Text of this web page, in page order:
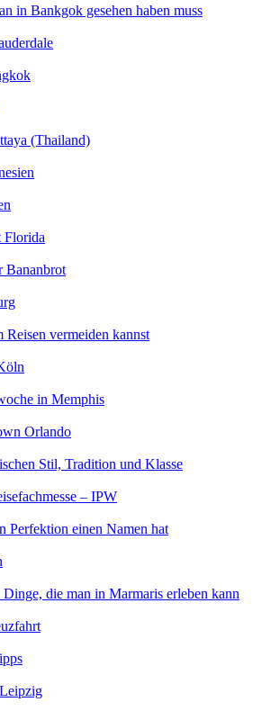
in Bankgok gesehen haben muss
(Thailand)
Bananbrot
Reisen vermeiden kannst
in Memphis
Orlando
Stil, Tradition und Klasse
– IPW
Perfektion einen Namen hat
die man in Marmaris erleben kann